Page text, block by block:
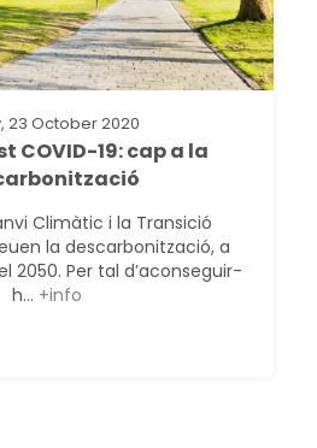
23 October 2020
COVID-19: cap a la
Climàtic i la Transició
la descarbonització, a
2050. Per tal d’aconseguir-
h... +info